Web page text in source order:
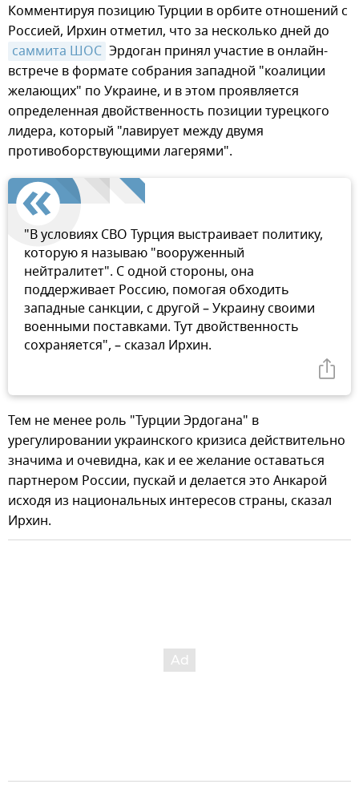
Комментируя позицию Турции в орбите отношений с
Россией, Ирхин отметил, что за несколько дней до
саммита ШОС Эрдоган принял участие в онлайн-
встрече в формате собрания западной "коалиции
желающих" по Украине, и в этом проявляется
определенная двойственность позиции турецкого
лидера, который "лавирует между двумя
противоборствующими лагерями".
"В условиях СВО Турция выстраивает политику,
которую я называю "вооруженный
нейтралитет". С одной стороны, она
поддерживает Россию, помогая обходить
западные санкции, с другой – Украину своими
военными поставками. Тут двойственность
сохраняется", – сказал Ирхин.
Тем не менее роль "Турции Эрдогана" в
урегулировании украинского кризиса действительно
значима и очевидна, как и ее желание оставаться
партнером России, пускай и делается это Анкарой
исходя из национальных интересов страны, сказал
Ирхин.